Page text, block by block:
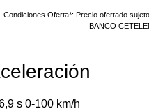
Condiciones Oferta*: Precio ofertado
BANCO
s 0-100 km/h